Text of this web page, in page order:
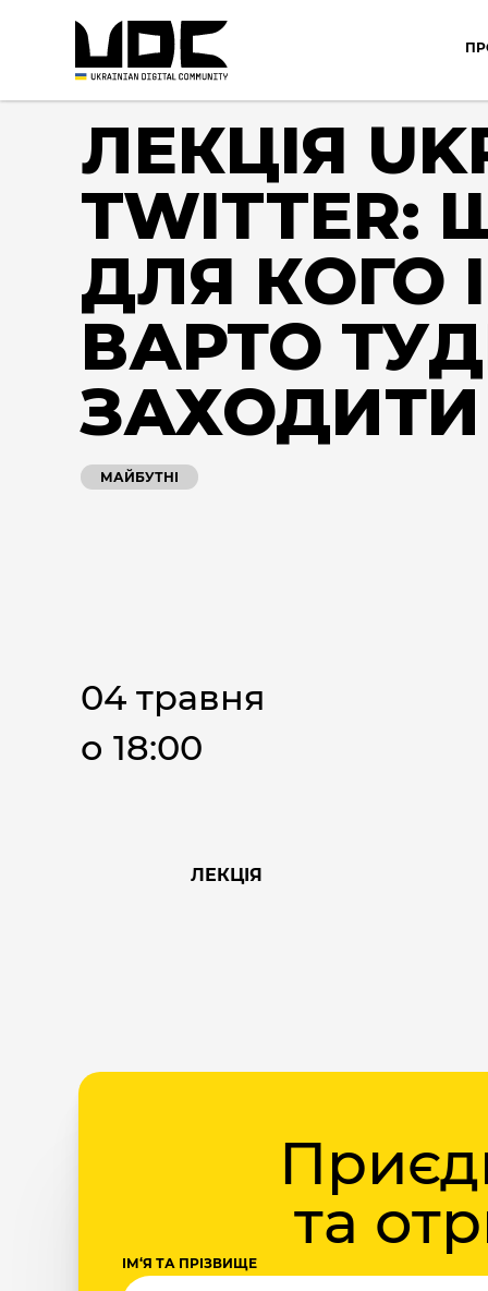
ЛЕКЦІЯ
TWITTER:
ДЛЯ КОГО
ВАРТО
ЗАХОДИТИ
МАЙБУТНІ
04 травня
о 18:00
ЛЕКЦІЯ
та
ІМ‘Я ТА ПРІЗВИЩЕ